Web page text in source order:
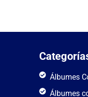
Álbumes
Álbumes